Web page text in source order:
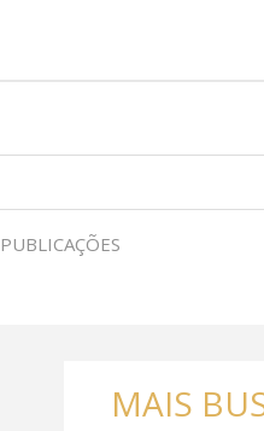
PUBLICAÇÕES
MAIS